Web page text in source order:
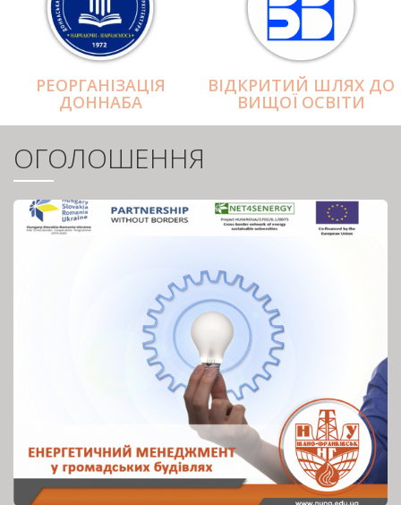
РЕОРГАНІЗАЦІЯ
ДОННАБА
ВІДКРИТИЙ ШЛЯХ ДО
ВИЩОЇ ОСВІТИ
ОГОЛОШЕННЯ